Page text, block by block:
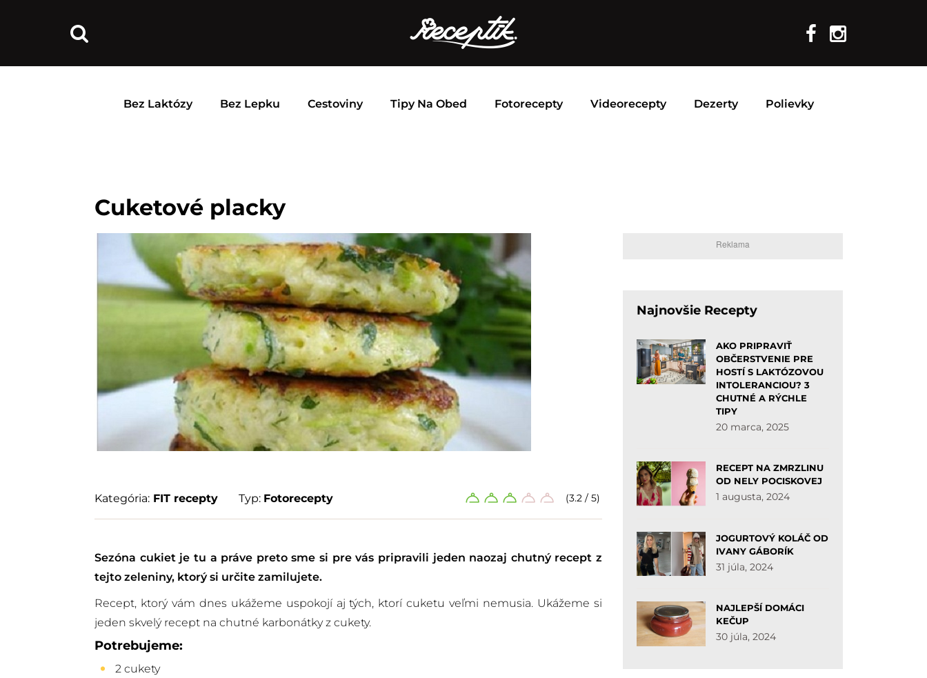
Bez Laktózy Bez Lepku Cestoviny Tipy Na Obed Fotorecepty Videorecepty Dezerty Polievky
Cuketové placky
(3.2 / 5)
Kategória: FIT recepty Typ: Fotorecepty
Sezóna cukiet je tu a práve preto sme si pre vás pripravili jeden naozaj chutný recept z
tejto zeleniny, ktorý si určite zamilujete.
Recept, ktorý vám dnes ukážeme uspokojí aj tých, ktorí cuketu veľmi nemusia. Ukážeme si
jeden skvelý recept na chutné karbonátky z cukety.
Potrebujeme:
2 cukety
Reklama
Najnovšie Recepty
AKO PRIPRAVIŤ
OBČERSTVENIE PRE
HOSTÍ S LAKTÓZOVOU
INTOLERANCIOU? 3
CHUTNÉ A RÝCHLE
TIPY
20 marca, 2025
RECEPT NA ZMRZLINU
OD NELY POCISKOVEJ
1 augusta, 2024
JOGURTOVÝ KOLÁČ OD
IVANY GÁBORÍK
31 júla, 2024
NAJLEPŠÍ DOMÁCI
KEČUP
30 júla, 2024